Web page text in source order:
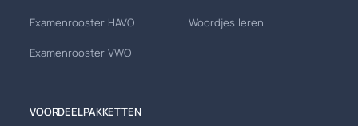
Examenrooster HAVO
Examenrooster VWO
Woordjes leren
VOORDEELPAKKETTEN